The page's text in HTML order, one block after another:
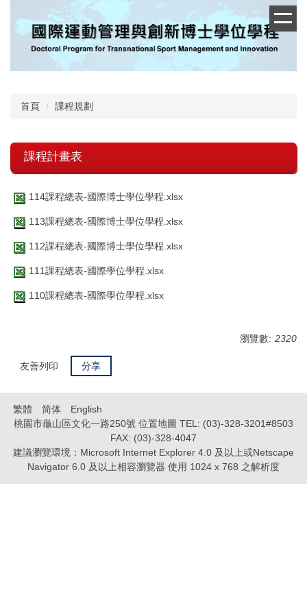
到
首頁
課程規劃
課程計畫表
114課程總表-國際博士學位學程.xlsx
113課程總表-國際博士學位學程.xlsx
112課程總表-國際博士學位學程.xlsx
111課程總表-國際學位學程.xlsx
110課程總表-國際學位學程.xlsx
瀏覽數: 2320
友善列印 分享
繁體 简体
English
桃園市龜山區文化一路250號 位置地圖 TEL: (03)-328-3201#8503
FAX: (03)-328-4047
建議瀏覽環境：Microsoft Internet Explorer 4.0 及以上或Netscape
Navigator 6.0 及以上相容瀏覽器 使用 1024 x 768 之解析度